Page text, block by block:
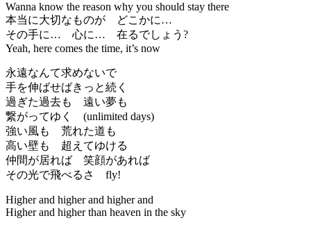
Wanna know the reason why you should stay there
本当に大切なものが どこかに…
その手に… 心に… 在るでしょう?
Yeah, here comes the time, it’s now
永遠なんて求めないで
手を伸ばせばきっと続く
過ぎた過去も 遠い夢も
繋がってゆく (unlimited days)
強い風も 荒れた道も
高い壁も 超えてゆける
仲間が居れば 笑顔があれば
その光で飛べるさ fly!
Higher and higher and higher and
Higher and higher than heaven in the sky